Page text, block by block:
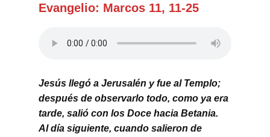
Recursos
Evangelio: Marcos 11, 11-25
Jesús llegó a Jerusalén y fue al Templo;
después de observarlo todo, como ya era
tarde, salió con los Doce hacia Betania.
Al día siguiente, cuando salieron de